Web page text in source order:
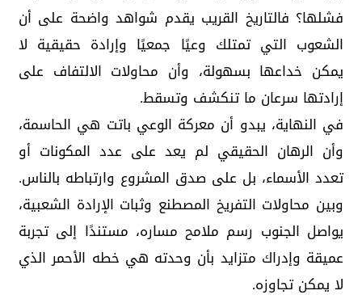
فشلها؟ فالتاريخ القريب يقدم شواهد واضحة على أن
الشعوب التي تمتلك وعيًا جمعيًا وإرادة حقيقية لا
يمكن خداعها بسهولة، وأن محاولات الالتفاف على
إرادتها سرعان ما تنكشف وتسقط.
في النهاية، يبدو أن معركة الوعي باتت هي الحاسمة،
وأن الرهان الحقيقي لم يعد على عدد المكونات أو
تعدد الأسماء، بل على صدق المشروع وارتباطه بالناس.
وبين محاولات التفريخ المصطنع وثبات الإرادة الشعبية،
يواصل الجنوب رسم ملامح مساره، مستندًا إلى تجربة
عميقة وإدراك متزايد بأن وحدته هي خطه الأحمر الذي
لا يمكن تجاوزه.